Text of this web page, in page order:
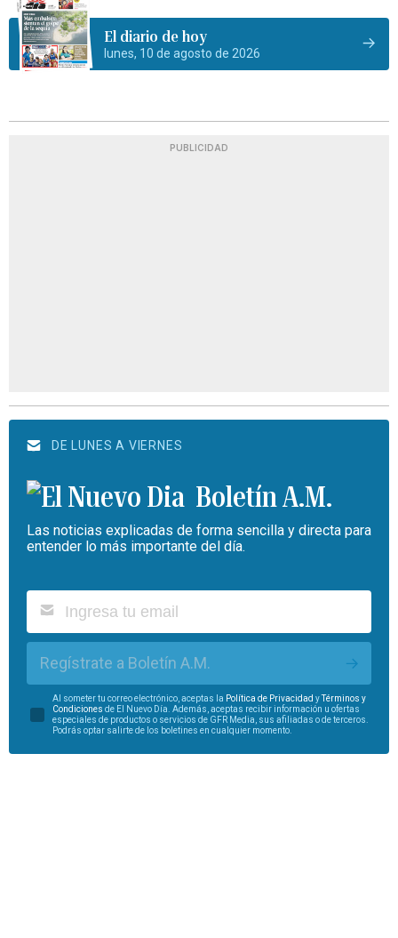
El diario de hoy
lunes, 10 de agosto de 2026
PUBLICIDAD
DE LUNES A VIERNES
Boletín A.M.
Las noticias explicadas de forma sencilla y directa para
entender lo más importante del día.
Regístrate a Boletín A.M.
Al someter tu correo electrónico, aceptas la Política de Privacidad yTérminos y
Condiciones de El Nuevo Día. Además, aceptas recibir información u ofertas
especiales de productos o servicios de GFR Media, sus afiliadas o de terceros.
Podrás optar salirte de los boletines en cualquier momento.